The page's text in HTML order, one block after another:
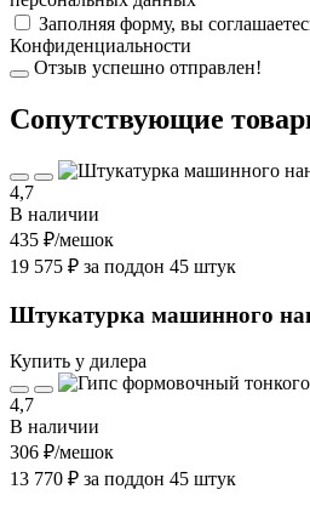
Заполняя форму, вы
Конфиденциальности
Отзыв успешно отправлен!
Cопутствующие
4,7
В наличии
435 ₽/мешок
19 575 ₽ за поддон 45 штук
Штукатурка машинного
Купить у дилера
4,7
В наличии
306 ₽/мешок
13 770 ₽ за поддон 45 штук